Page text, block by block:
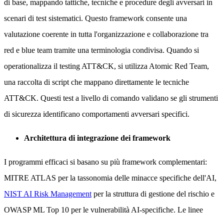
di base, mappando tattiche, tecniche e procedure degli avversari in
scenari di test sistematici. Questo framework consente una
valutazione coerente in tutta l'organizzazione e collaborazione tra
red e blue team tramite una terminologia condivisa. Quando si
operationalizza il testing ATT&CK, si utilizza Atomic Red Team,
una raccolta di script che mappano direttamente le tecniche
ATT&CK. Questi test a livello di comando validano se gli strumenti
di sicurezza identificano comportamenti avversari specifici.
Architettura di integrazione dei framework
I programmi efficaci si basano su più framework complementari:
MITRE ATLAS per la tassonomia delle minacce specifiche dell'AI,
NIST AI Risk Management per la struttura di gestione del rischio e
OWASP ML Top 10 per le vulnerabilità AI-specifiche. Le linee